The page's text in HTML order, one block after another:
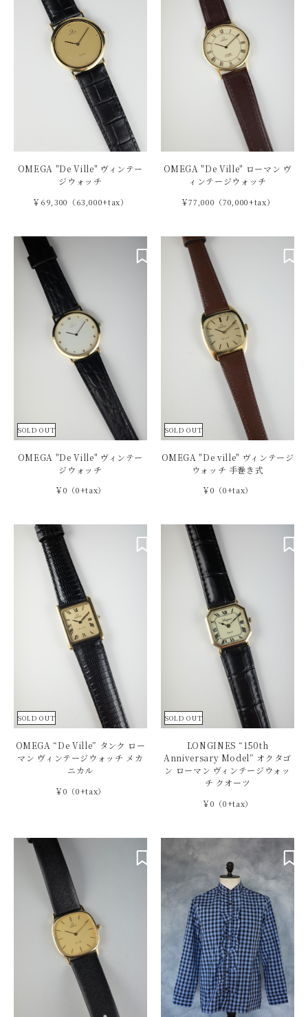
OMEGA "De Ville" ヴィンテー
ジウォッチ
￥69,300（63,000+tax）
OMEGA "De Ville" ローマン ヴ
ィンテージウォッチ
￥77,000（70,000+tax）
SOLD OUT
OMEGA "De Ville" ヴィンテー
ジウォッチ
￥0（0+tax）
SOLD OUT
OMEGA "De ville" ヴィンテージ
ウォッチ 手巻き式
￥0（0+tax）
SOLD OUT
OMEGA “De Ville” タンク ロー
マン ヴィンテージウォッチ メカ
ニカル
￥0（0+tax）
SOLD OUT
LONGINES “150th
Anniversary Model” オクタゴ
ン ローマン ヴィンテージウォッ
チ クオーツ
￥0（0+tax）